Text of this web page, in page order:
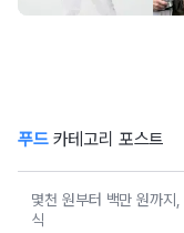
푸드카테고리 포스트
몇천 원부터 백만 원까
식